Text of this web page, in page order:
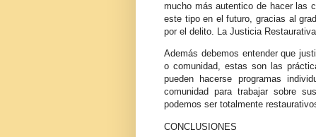
mucho más autentico de hacer las
este tipo en el futuro, gracias al
por el delito. La Justicia
Además debemos entender que
o comunidad, estas son las
pueden hacerse programas
comunidad para trabajar sobre
podemos ser totalmente
CONCLUSIONES